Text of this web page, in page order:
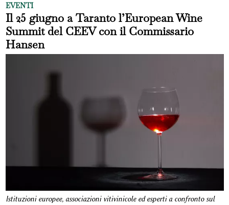
EVENTI
Il 25 giugno a Taranto l’European Wine
Summit del CEEV con il Commissario
Hansen
Istituzioni europee, associazioni vitivinicole ed esperti a confronto sul